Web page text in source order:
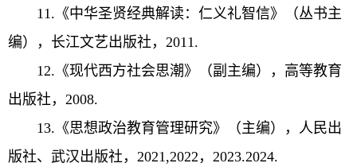
11.《中华圣贤经典解读：仁义礼智信》（丛书主
编），长江文艺出版社，2011.
12.《现代西方社会思潮》（副主编），高等教育
出版社，2008.
13.《思想政治教育管理研究》（主编），人民出
版社、武汉出版社，2021,2022，2023.2024.